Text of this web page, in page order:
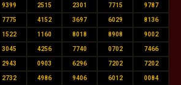
9399 2515 2301 7715 9787
7775 4152 3697 6029 8136
1522 1160 8018 8908 9002
3045 4256 7740 0702 7466
2943 0903 6296 7202 7202
2732 4986 9406 6012 0084